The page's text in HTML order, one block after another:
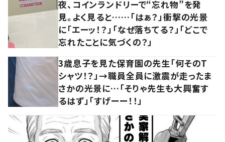
夜、コインランドリーで“忘れ物”を発
見。よく見ると……「はぁ？」衝撃の光景
に「エーッ！？」「なぜ落ちてる？」「どこで
忘れたことに気づくの？」
3歳息子を見た保育園の先生「何そのT
シャツ！？」→職員全員に激震が走ったま
さかの光景に…「そりゃ先生も大興奮す
るはず」「すげーー！！」